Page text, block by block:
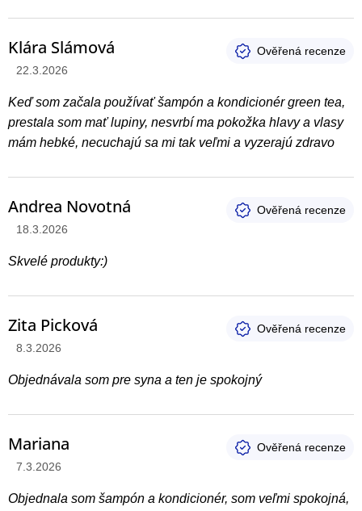
Klára Slámová
Hodnotenie produktu je 5 z 5 hviezdičiek.
22.3.2026
Keď som začala používať šampón a kondicionér green tea,
prestala som mať lupiny, nesvrbí ma pokožka hlavy a vlasy
mám hebké, necuchajú sa mi tak veľmi a vyzerajú zdravo
Andrea Novotná
Hodnotenie produktu je 5 z 5 hviezdičiek.
18.3.2026
Skvelé produkty:)
Zita Picková
Hodnotenie produktu je 5 z 5 hviezdičiek.
8.3.2026
Objednávala som pre syna a ten je spokojný
Mariana
Hodnotenie produktu je 5 z 5 hviezdičiek.
7.3.2026
Objednala som šampón a kondicionér, som veľmi spokojná,